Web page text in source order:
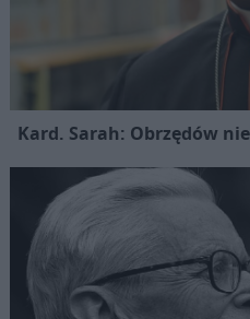
Kard. Sarah: Obrzędów